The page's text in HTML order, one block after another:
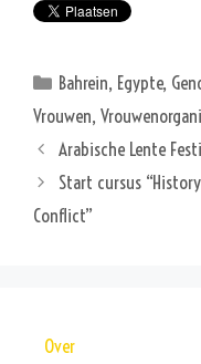
Categorieën
Bahrein, Egypte,
Vrouwen,
Arabische Lente
Start cursus
Conflict”
Over